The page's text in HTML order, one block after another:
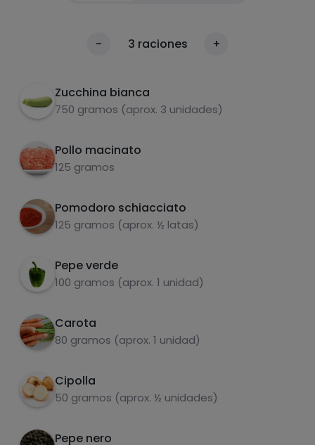
- 3 raciones +
Zucchina bianca
750 gramos (aprox. 3 unidades)
Pollo macinato
125 gramos
Pomodoro schiacciato
125 gramos (aprox. ½ latas)
Pepe verde
100 gramos (aprox. 1 unidad)
Carota
80 gramos (aprox. 1 unidad)
Cipolla
50 gramos (aprox. ½ unidades)
Pepe nero
Svuotare le zucchine, condirle con sale e
pepe e cuocerle al microonde per 10 minuti
necessario.
2 Tritare le verdure e cuocerle in una padella
insieme alla "carne" di zucchine. Quando le
macinata e, a fine cottura, il pomodoro fritto
e le spezie.
carboidrati proteine
grassi
zuccheri grassi saturi